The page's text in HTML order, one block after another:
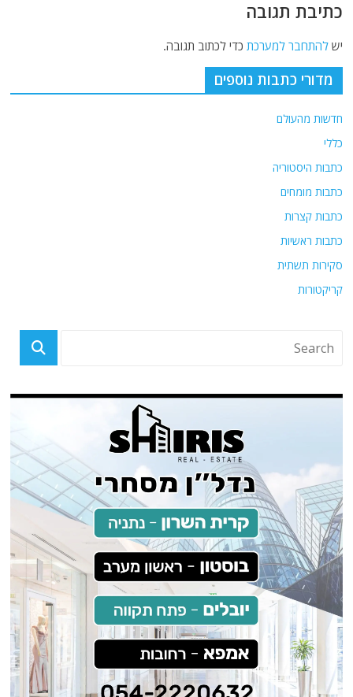
כתיבת תגובה
ישלהתחבר למערכת כדי לכתוב תגובה.
מדורי כתבות נוספים
חדשות מהעולם
כללי
כתבות היסטוריה
כתבות מומחים
כתבות קצרות
כתבות ראשיות
סקירות תשתית
קריקטורות